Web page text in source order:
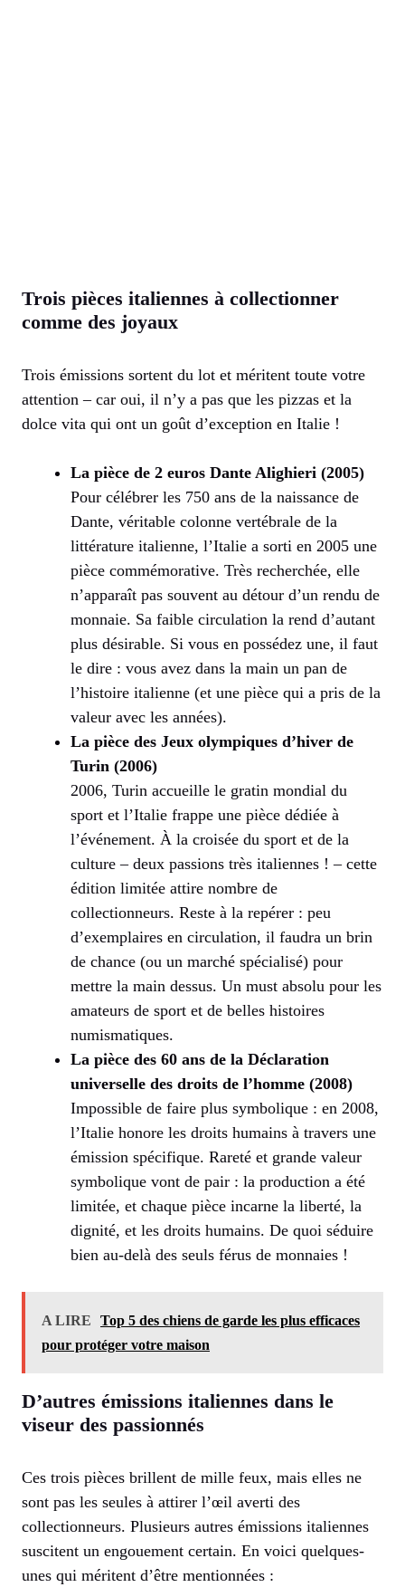
Trois pièces italiennes à collectionner
comme des joyaux
Trois émissions sortent du lot et méritent toute votre
attention – car oui, il n’y a pas que les pizzas et la
dolce vita qui ont un goût d’exception en Italie !
La pièce de 2 euros Dante Alighieri (2005)
Pour célébrer les 750 ans de la naissance de
Dante, véritable colonne vertébrale de la
littérature italienne, l’Italie a sorti en 2005 une
pièce commémorative. Très recherchée, elle
n’apparaît pas souvent au détour d’un rendu de
monnaie. Sa faible circulation la rend d’autant
plus désirable. Si vous en possédez une, il faut
le dire : vous avez dans la main un pan de
l’histoire italienne (et une pièce qui a pris de la
valeur avec les années).
La pièce des Jeux olympiques d’hiver de
Turin (2006)
2006, Turin accueille le gratin mondial du
sport et l’Italie frappe une pièce dédiée à
l’événement. À la croisée du sport et de la
culture – deux passions très italiennes ! – cette
édition limitée attire nombre de
collectionneurs. Reste à la repérer : peu
d’exemplaires en circulation, il faudra un brin
de chance (ou un marché spécialisé) pour
mettre la main dessus. Un must absolu pour les
amateurs de sport et de belles histoires
numismatiques.
La pièce des 60 ans de la Déclaration
universelle des droits de l’homme (2008)
Impossible de faire plus symbolique : en 2008,
l’Italie honore les droits humains à travers une
émission spécifique. Rareté et grande valeur
symbolique vont de pair : la production a été
limitée, et chaque pièce incarne la liberté, la
dignité, et les droits humains. De quoi séduire
bien au-delà des seuls férus de monnaies !
A LIRE
Top 5 des chiens de garde les plus efficaces
pour protéger votre maison
D’autres émissions italiennes dans le
viseur des passionnés
Ces trois pièces brillent de mille feux, mais elles ne
sont pas les seules à attirer l’œil averti des
collectionneurs. Plusieurs autres émissions italiennes
suscitent un engouement certain. En voici quelques-
unes qui méritent d’être mentionnées :